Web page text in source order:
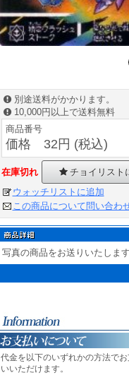
別途送料がかかります。
10,000円以上で送料無料
商品番号
価格 32円 (税込)
在庫切れ
チョイリスト
ウォッチリストに追加
この商品について問い合わ
写真の商品をお送りいたしま
代金を以下のいずれかの方法でお
いいただけます。